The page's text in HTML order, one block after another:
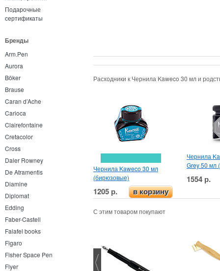
Подарочные
сертификаты
Бренды
Arm.Pen
Aurora
Böker
Brause
Caran d’Ache
Carioca
Clairefontaine
Cretacolor
Cross
Daler Rowney
De Atramentis
Diamine
Diplomat
Edding
Faber-Castell
Falafel books
Figaro
Fisher Space Pen
Flyer
Расходники к Чернила Kaweco 30 мл и
Чернила Kaweco 30 мл
(бирюзовые)
1205 р. в корзину
Чернила
Grey 50 мл
1554 р.
С этим товаром покупают